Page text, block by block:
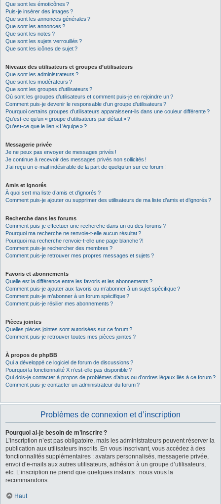
Que sont les émoticônes ?
Puis-je insérer des images ?
Que sont les annonces générales ?
Que sont les annonces ?
Que sont les notes ?
Que sont les sujets verrouillés ?
Que sont les icônes de sujet ?
Niveaux des utilisateurs et groupes d’utilisateurs
Que sont les administrateurs ?
Que sont les modérateurs ?
Que sont les groupes d’utilisateurs ?
Où sont les groupes d’utilisateurs et comment puis-je en rejoindre un ?
Comment puis-je devenir le responsable d’un groupe d’utilisateurs ?
Pourquoi certains groupes d’utilisateurs apparaissent-ils dans une couleur différente ?
Qu’est-ce qu’un « groupe d’utilisateurs par défaut » ?
Qu’est-ce que le lien « L’équipe » ?
Messagerie privée
Je ne peux pas envoyer de messages privés !
Je continue à recevoir des messages privés non sollicités !
J’ai reçu un e-mail indésirable de la part de quelqu’un sur ce forum !
Amis et ignorés
À quoi sert ma liste d’amis et d’ignorés ?
Comment puis-je ajouter ou supprimer des utilisateurs de ma liste d’amis et d’ignorés ?
Recherche dans les forums
Comment puis-je effectuer une recherche dans un ou des forums ?
Pourquoi ma recherche ne renvoie-t-elle aucun résultat ?
Pourquoi ma recherche renvoie-t-elle une page blanche ?!
Comment puis-je rechercher des membres ?
Comment puis-je retrouver mes propres messages et sujets ?
Favoris et abonnements
Quelle est la différence entre les favoris et les abonnements ?
Comment puis-je ajouter aux favoris ou m’abonner à un sujet spécifique ?
Comment puis-je m’abonner à un forum spécifique ?
Comment puis-je résilier mes abonnements ?
Pièces jointes
Quelles pièces jointes sont autorisées sur ce forum ?
Comment puis-je retrouver toutes mes pièces jointes ?
À propos de phpBB
Qui a développé ce logiciel de forum de discussions ?
Pourquoi la fonctionnalité X n’est-elle pas disponible ?
Qui dois-je contacter à propos de problèmes d’abus ou d’ordres légaux liés à ce forum ?
Comment puis-je contacter un administrateur du forum ?
Problèmes de connexion et d’inscription
Pourquoi ai-je besoin de m’inscrire ?
L’inscription n’est pas obligatoire, mais les administrateurs peuvent réserver la
publication aux utilisateurs inscrits. En vous inscrivant, vous accédez à des
fonctionnalités supplémentaires : avatars personnalisés, messagerie privée,
envoi d’e-mails aux autres utilisateurs, adhésion à un groupe d’utilisateurs,
etc. L’inscription ne prend que quelques instants : nous vous la
recommandons.
Haut